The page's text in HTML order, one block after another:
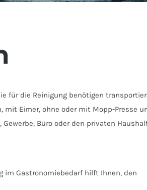
für die Reinigung benötigen
mit Eimer, ohne oder mit Mopp-Presse
Büro oder den privaten
im Gastronomiebedarf hilft Ihnen, den